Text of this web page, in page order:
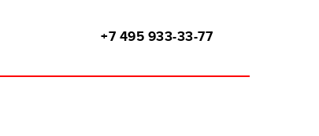
+7 495 933-33-77